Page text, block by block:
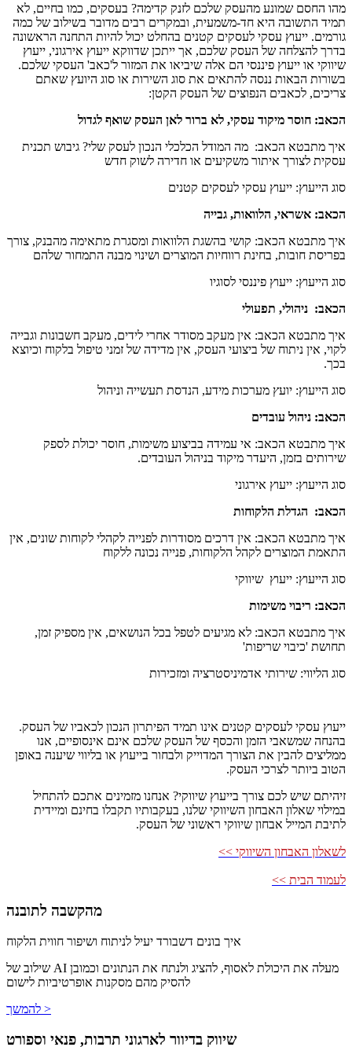
מהו החסם שמונע מהעסק שלכם לזנק קדימה? בעסקים, כמו בחיים, לא
תמיד התשובה היא חד-משמעית, ובמקרים רבים מדובר בשילוב של כמה
גורמים. ייעוץ עסקי לעסקים קטנים בהחלט יכול להיות התחנה הראשונה
בדרך להצלחה של העסק שלכם, אך ייתכן שדווקא ייעוץ אירגוני, ייעוץ
שיווקי או ייעוץ פיננסי הם אלה שיביאו את המזור ל'כאב' העסקי שלכם.
בשורות הבאות ננסה להתאים את סוג השירות או סוג היועץ שאתם
צריכים, לכאבים הנפוצים של העסק הקטן:
הכאב: חוסר מיקוד עסקי, לא ברור לאן העסק שואף לגדול
איך מתבטא הכאב: מה המודל הכלכלי הנכון לעסק שלי? גיבוש תכנית
עסקית לצורך איתור משקיעים או חדירה לשוק חדש
סוג הייעוץ: ייעוץ עסקי לעסקים קטנים
הכאב: אשראי, הלוואות, גבייה
איך מתבטא הכאב: קושי בהשגת הלוואות ומסגרת מתאימה מהבנק, צורך
בפריסת חובות, בחינת רווחיות המוצרים ושינוי מבנה התמחור שלהם
סוג הייעוץ: ייעוץ פיננסי לסוגיו
הכאב: ניהולי, תפעולי
איך מתבטא הכאב: אין מעקב מסודר אחרי לידים, מעקב חשבונות וגבייה
לקוי, אין ניתוח של ביצועי העסק, אין מדידה של זמני טיפול בלקוח וכיוצא
בכך.
סוג הייעוץ: יועץ מערכות מידע, הנדסת תעשייה וניהול
הכאב: ניהול עובדים
איך מתבטא הכאב: אי עמידה בביצוע משימות, חוסר יכולת לספק
שירותים בזמן, היעדר מיקוד בניהול העובדים.
סוג הייעוץ: ייעוץ אירגוני
הכאב: הגדלת הלקוחות
איך מתבטא הכאב: אין דרכים מסודרות לפנייה לקהלי לקוחות שונים, אין
התאמת המוצרים לקהל הלקוחות, פנייה נכונה ללקוח
סוג הייעוץ: ייעוץ שיווקי
הכאב: ריבוי משימות
איך מתבטא הכאב: לא מגיעים לטפל בכל הנושאים, אין מספיק זמן,
תחושת 'כיבוי שריפות'
סוג הליווי: שירותי אדמיניסטרציה ומזכירות
ייעוץ עסקי לעסקים קטנים אינו תמיד הפיתרון הנכון לכאביו של העסק.
בהנחה שמשאבי הזמן והכסף של העסק שלכם אינם אינסופיים, אנו
ממליצים להבין את הצורך המדוייק ולבחור בייעוץ או בליווי שיענה באופן
הטוב ביותר לצרכי העסק.
זיהיתם שיש לכם צורך בייעוץ שיווקי? אנחנו מזמינים אתכם להתחיל
במילוי שאלון האבחון השיווקי שלנו, בעקבותיו תקבלו בחינם ומיידית
לתיבת המייל אבחון שיווקי ראשוני של העסק.
לשאלון האבחון השיווקי >>
לעמוד הבית >>
מהקשבה לתובנה
איך בונים דשבורד יעיל לניתוח ושיפור חווית הלקוח
שילוב של AI מעלה את היכולת לאסוף, להציג ולנתח את הנתונים וכמובן
להסיק מהם מסקנות אופרטיביות לישום
להמשך >
שיווק בדיוור לארגוני תרבות, פנאי וספורט